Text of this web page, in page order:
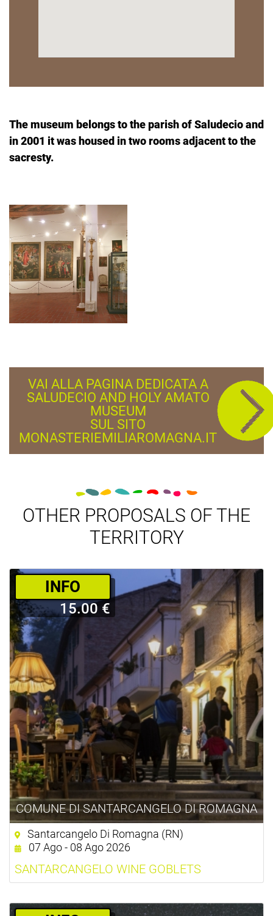
The museum belongs to the parish of Saludecio and
in 2001 it was housed in two rooms adjacent to the
sacresty.
VAI ALLA PAGINA DEDICATA A
SALUDECIO AND HOLY AMATO
MUSEUM
SUL SITO
MONASTERIEMILIAROMAGNA.IT
OTHER PROPOSALS OF THE
TERRITORY
COMUNE DI SANTARCANGELO DI ROMAGNA
­INFO
15.00 €
Santarcangelo Di Romagna (RN)
07 Ago - 08 Ago 2026
SANTARCANGELO WINE GOBLETS